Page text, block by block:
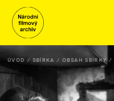
ÚVOD SBÍRKA OBSAH SBÍRKY